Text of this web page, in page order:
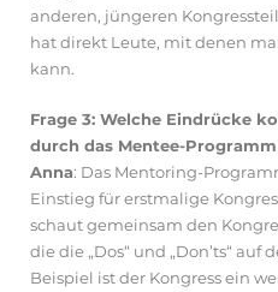
anderen, jüngeren
hat direkt Leute, mit denen
kann.
Frage 3: Welche Eindrücke
durch das Mentee-
Anna: Das Mentoring-
Einstieg für erstmalige
schaut gemeinsam den
die die „Dos“ und „Don’ts“
Beispiel ist der Kongress ein